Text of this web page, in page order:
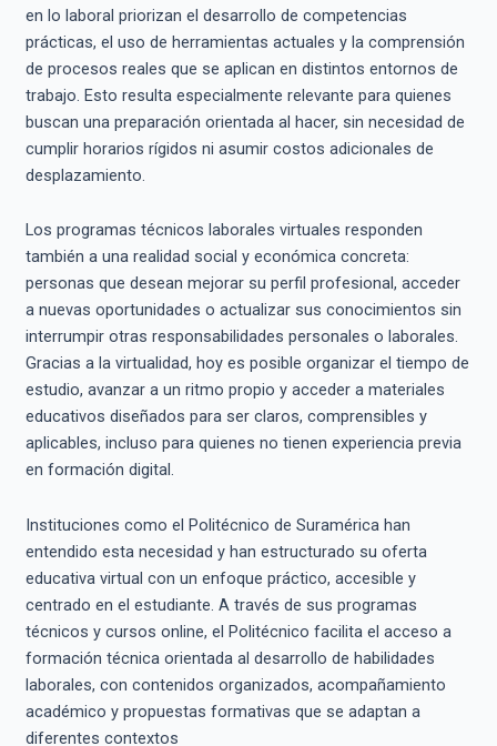
en lo laboral priorizan el desarrollo de competencias
prácticas, el uso de herramientas actuales y la comprensión
de procesos reales que se aplican en distintos entornos de
trabajo. Esto resulta especialmente relevante para quienes
buscan una preparación orientada al hacer, sin necesidad de
cumplir horarios rígidos ni asumir costos adicionales de
desplazamiento.
Los programas técnicos laborales virtuales responden
también a una realidad social y económica concreta:
personas que desean mejorar su perfil profesional, acceder
a nuevas oportunidades o actualizar sus conocimientos sin
interrumpir otras responsabilidades personales o laborales.
Gracias a la virtualidad, hoy es posible organizar el tiempo de
estudio, avanzar a un ritmo propio y acceder a materiales
educativos diseñados para ser claros, comprensibles y
aplicables, incluso para quienes no tienen experiencia previa
en formación digital.
Instituciones como el Politécnico de Suramérica han
entendido esta necesidad y han estructurado su oferta
educativa virtual con un enfoque práctico, accesible y
centrado en el estudiante. A través de sus programas
técnicos y cursos online, el Politécnico facilita el acceso a
formación técnica orientada al desarrollo de habilidades
laborales, con contenidos organizados, acompañamiento
académico y propuestas formativas que se adaptan a
diferentes contextos